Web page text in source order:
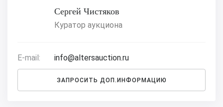
Сергей Чистяков
Куратор аукциона
E-mail: info@altersauction.ru
ЗАПРОСИТЬ ДОП.ИНФОРМАЦИЮ